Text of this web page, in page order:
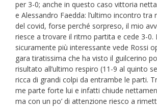
per 3-0; anche in questo caso vittoria
e Alessandro Faedda: l’ultimo incontro tra
del covid, forse perché sorpreso, il mio
riesce a trovare il ritmo partita e cede 3-0.
sicuramente più interessante vede Rossi
gara tiratissima che ha visto il guilcerino
risultato all’ultimo respiro (11-9 al quinto
ricca di grandi colpi da entrambe le parti.
me parte forte lui e infatti chiude
ma con un po’ di attenzione riesco a